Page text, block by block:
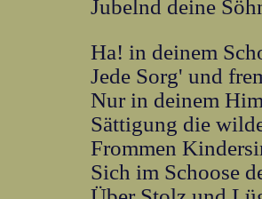
Jubelnd deine
Ha! in deinem
Jede Sorg' und
Nur in deinem
Sättigung die
Frommen
Sich im Schoose